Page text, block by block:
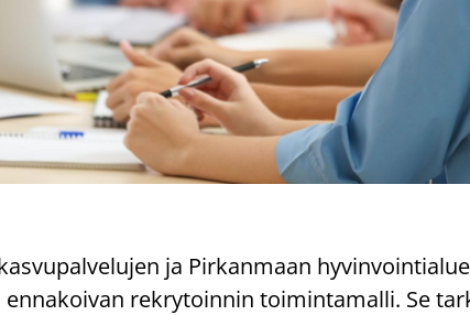
ja Pir­kan­maan
en­na­koi­van rek­ry­toin­nin toi­min­ta­mal­li. Se